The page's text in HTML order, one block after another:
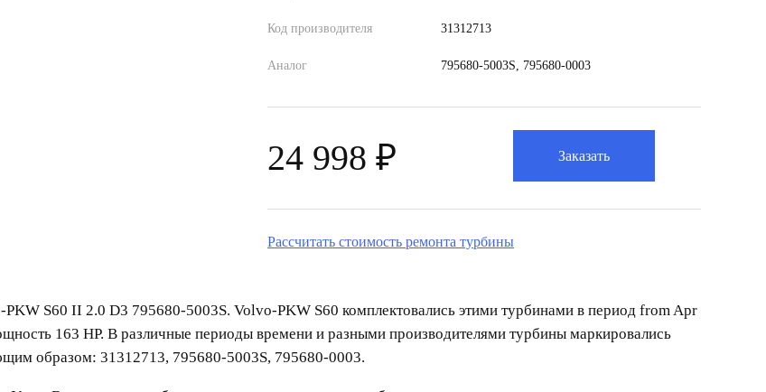
Код производителя 31312713
Аналог 795680-5003S, 795680-0003
24 998 ₽ Заказать
Рассчитать стоимость ремонта турбины
PKW S60 II 2.0 D3 795680-5003S. Volvo-PKW S60 комплектовались этими турбинами в период from Apr
163 HP. В различные периоды времени и разными производителями турбины маркировались
образом: 31312713, 795680-5003S, 795680-0003.